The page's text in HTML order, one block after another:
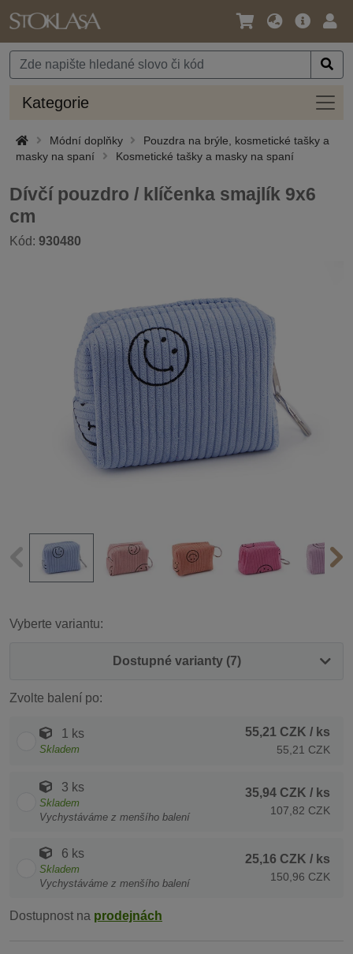
Jazyk
Měna
Hlavní
Kategorie
Módní doplňky
Pouzdra na brýle, kosmetické tašky a
masky na spaní
Kosmetické tašky a masky na spaní
Dívčí pouzdro / klíčenka smajlík 9x6
cm
Kód: 930480
Vyberte variantu:
Dostupné varianty (7)
Zvolte balení po:
1 ks
Skladem
55,21 CZK / ks
55,21 CZK
3 ks
Skladem
Vychystáváme z menšího balení
35,94 CZK / ks
107,82 CZK
6 ks
Skladem
Vychystáváme z menšího balení
25,16 CZK / ks
150,96 CZK
Dostupnost na prodejnách